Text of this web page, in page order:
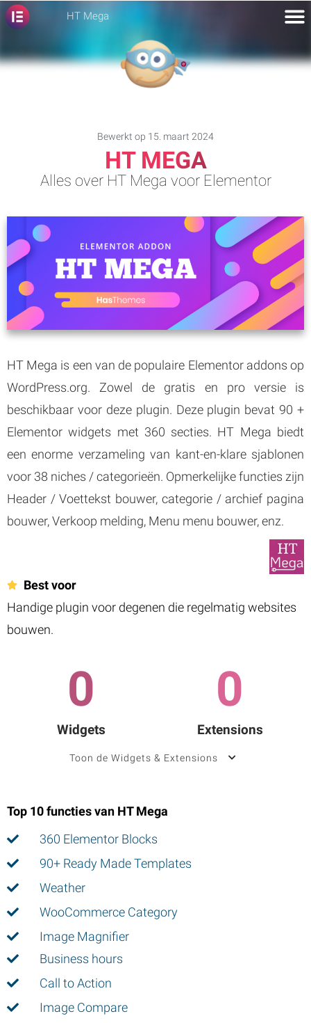
HT Mega
Bewerkt op 15. maart 2024
HT MEGA
Alles over HT Mega voor Elementor
HT Mega is een van de populaire Elementor addons op
WordPress.org. Zowel de gratis en pro versie is
beschikbaar voor deze plugin. Deze plugin bevat 90 +
Elementor widgets met 360 secties. HT Mega biedt
een enorme verzameling van kant-en-klare sjablonen
voor 38 niches / categorieën. Opmerkelijke functies zijn
Header / Voettekst bouwer, categorie / archief pagina
bouwer, Verkoop melding, Menu menu bouwer, enz.
Best voor
Handige plugin voor degenen die regelmatig websites
bouwen.
Widgets
0
Extensions
0
Toon de Widgets & Extensions
Top 10 functies van HT Mega
360 Elementor Blocks
90+ Ready Made Templates
Weather
WooCommerce Category
Image Magnifier
Business hours
Call to Action
Image Compare